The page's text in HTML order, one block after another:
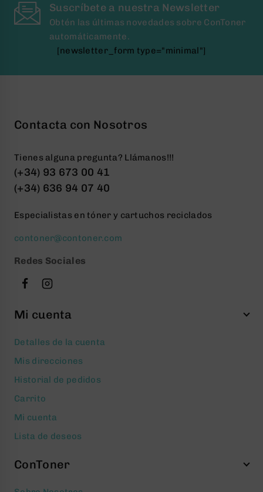
Suscríbete a nuestra Newsletter
Obtén las últimas novedades sobre ConToner
automáticamente.
[newsletter_form type="minimal"]
Contacta con Nosotros
Tienes alguna pregunta? Llámanos!!!
(+34) 93 673 00 41
(+34) 636 94 07 40
Especialistas en tóner y cartuchos reciclados
contoner@contoner.com
Redes Sociales
Mi cuenta
Detalles de la cuenta
Mis direcciones
Historial de pedidos
Carrito
Mi cuenta
Lista de deseos
ConToner